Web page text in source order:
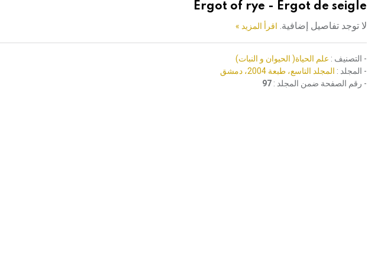
Ergot of rye - Ergot de seigle
لا توجد تفاصيل إضافية. اقرأ المزيد »
- التصنيف : علم الحياة( الحيوان و النبات)
- المجلد : المجلد التاسع، طبعة 2004، دمشق
- رقم الصفحة ضمن المجلد : 97